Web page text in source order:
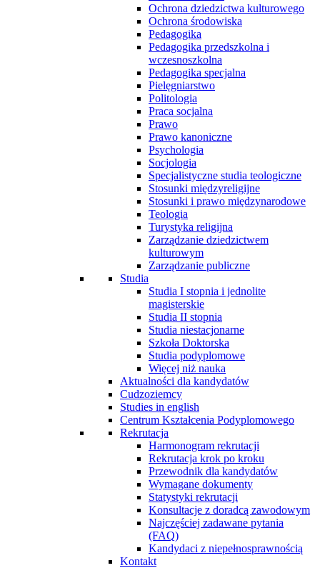
Ochrona dziedzictwa kulturowego
Ochrona środowiska
Pedagogika
Pedagogika przedszkolna i
wczesnoszkolna
Pedagogika specjalna
Pielęgniarstwo
Politologia
Praca socjalna
Prawo
Prawo kanoniczne
Psychologia
Socjologia
Specjalistyczne studia teologiczne
Stosunki międzyreligijne
Stosunki i prawo międzynarodowe
Teologia
Turystyka religijna
Zarządzanie dziedzictwem
kulturowym
Zarządzanie publiczne
Studia
Studia I stopnia i jednolite
magisterskie
Studia II stopnia
Studia niestacjonarne
Szkoła Doktorska
Studia podyplomowe
Więcej niż nauka
Aktualności dla kandydatów
Cudzoziemcy
Studies in english
Centrum Kształcenia Podyplomowego
Rekrutacja
Harmonogram rekrutacji
Rekrutacja krok po kroku
Przewodnik dla kandydatów
Wymagane dokumenty
Statystyki rekrutacji
Konsultacje z doradcą zawodowym
Najczęściej zadawane pytania
(FAQ)
Kandydaci z niepełnosprawnością
Kontakt